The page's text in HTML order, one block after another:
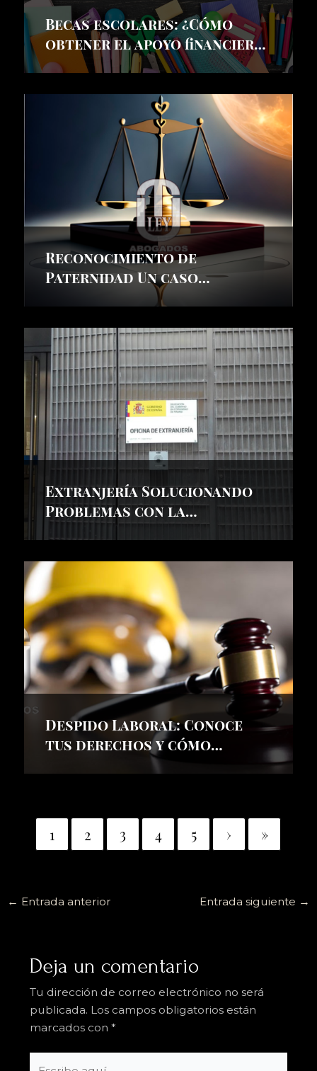
Becas escolares: ¿Cómo
obtener el apoyo financiero
que necesitas?
Reconocimiento de
Paternidad Un caso
resuelto a favor de nuestra
Extranjería Solucionando
Problemas con la
Despido Laboral: Conoce
tus derechos y cómo
1 2 3 4 5 › »
← Entrada anterior Entrada siguiente →
Deja un comentario
Tu dirección de correo electrónico no será
publicada. Los campos obligatorios están
marcados con *